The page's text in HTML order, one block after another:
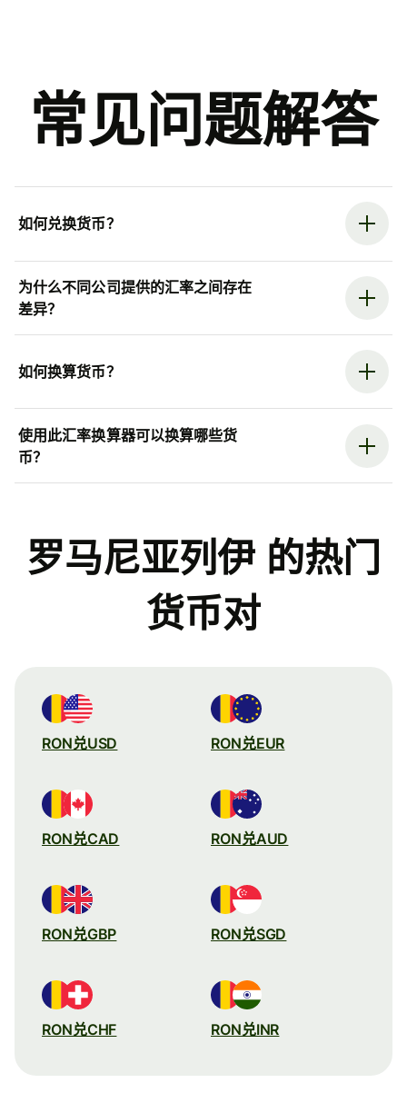
常见问题解答
如何兑换货币？
为什么不同公司提供的汇率之间存在
差异？
如何换算货币？
使用此汇率换算器可以换算哪些货
币？
罗马尼亚列伊 的热门
货币对
RON兑USD RON兑EUR
RON兑CAD RON兑AUD
RON兑GBP RON兑SGD
RON兑CHF RON兑INR